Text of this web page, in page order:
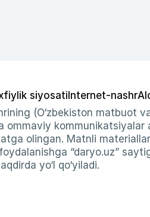
siyosati Internet-nashr
(O‘zbekiston matbuot
ommaviy
olingan. Matnli
“daryo.uz”
yo‘l qo‘yiladi.